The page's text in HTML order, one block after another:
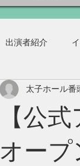
出演者紹介
【公
オープ
太子ホール番